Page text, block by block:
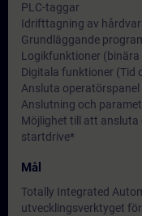
PLC-taggar
Idrifttagning av
Grundläggande
Logikfunktioner
Digitala funktioner (Tid
Ansluta operatörspanel
Anslutning och
Möjlighet till att
startdrive*
Mål
Totally Integrated
utvecklingsverktyget